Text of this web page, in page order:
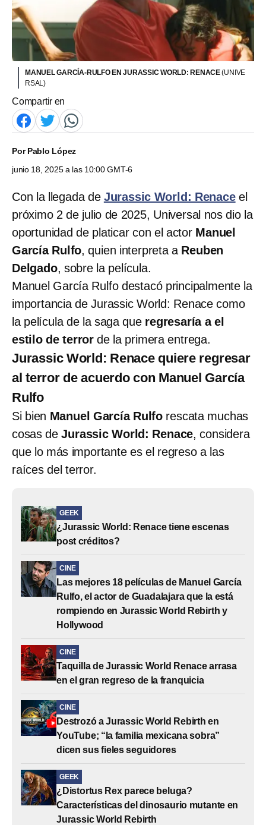
MANUEL GARCÍA-RULFO EN JURASSIC WORLD: RENACE(UNIVE
RSAL)
Compartir en
PorPablo López
junio 18, 2025 a las 10:00 GMT-6
Con la llegada de Jurassic World: Renaceel
próximo 2 de julio de 2025, Universal nos dio la
oportunidad de platicar con el actor Manuel
García Rulfo, quien interpreta a Reuben
Delgado, sobre la película.
Manuel García Rulfo destacó principalmente la
importancia de Jurassic World: Renace como
la película de la saga que regresaría a el
estilo de terrorde la primera entrega.
Jurassic World: Renace quiere regresar
al terror de acuerdo con Manuel García
Rulfo
Si bien Manuel García Rulfo rescata muchas
cosas deJurassic World: Renace, considera
que lo más importante es el regreso a las
raíces del terror.
GEEK
¿Jurassic World: Renace tiene escenas
post créditos?
CINE
Las mejores 18 películas de Manuel García
Rulfo, el actor de Guadalajara que la está
rompiendo en Jurassic World Rebirth y
Hollywood
CINE
Taquilla de Jurassic World Renace arrasa
en el gran regreso de la franquicia
CINE
Destrozó a Jurassic World Rebirth en
YouTube; “la familia mexicana sobra”
dicen sus fieles seguidores
GEEK
¿Distortus Rex parece beluga?
Características del dinosaurio mutante en
Jurassic World Rebirth